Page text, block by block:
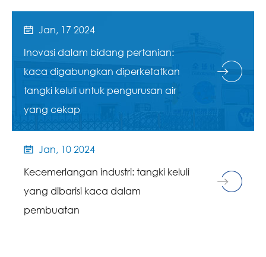

Jan, 17 2024
Inovasi dalam bidang pertanian:
kaca digabungkan diperketatkan
tangki keluli untuk pengurusan air
yang cekap

Jan, 10 2024
Kecemerlangan industri: tangki keluli
yang dibarisi kaca dalam
pembuatan